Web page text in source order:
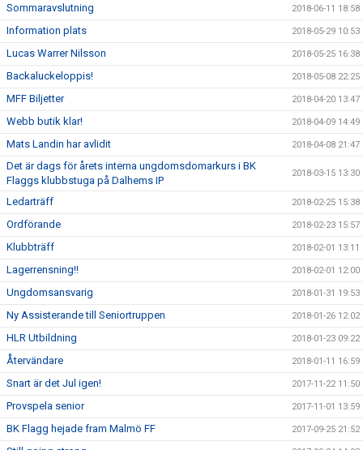
Sommaravslutning 2018-06-11 18:58
Information plats 2018-05-29 10:53
Lucas Warrer Nilsson 2018-05-25 16:38
Backaluckeloppis! 2018-05-08 22:25
MFF Biljetter 2018-04-20 13:47
Webb butik klar! 2018-04-09 14:49
Mats Landin har avlidit 2018-04-08 21:47
Det är dags för årets interna ungdomsdomarkurs i BK
Flaggs klubbstuga på Dalhems IP
2018-03-15 13:30
Ledarträff 2018-02-25 15:38
Ordförande 2018-02-23 15:57
Klubbträff 2018-02-01 13:11
Lagerrensning!! 2018-02-01 12:00
Ungdomsansvarig 2018-01-31 19:53
Ny Assisterande till Seniortruppen 2018-01-26 12:02
HLR Utbildning 2018-01-23 09:22
Återvändare 2018-01-11 16:59
Snart är det Jul igen! 2017-11-22 11:50
Provspela senior 2017-11-01 13:59
BK Flagg hejade fram Malmö FF 2017-09-25 21:52